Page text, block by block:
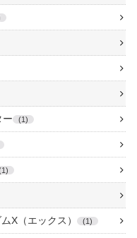
ー 1
1
X（エックス） 1